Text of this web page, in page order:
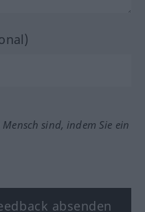
sind, indem Sie ein
absenden